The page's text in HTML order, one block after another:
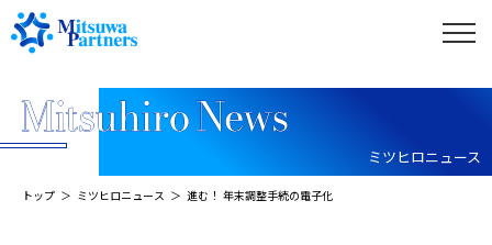
ミツヒロニュース
トップ ミツヒロニュース 進む！ 年末調整手続の電子化